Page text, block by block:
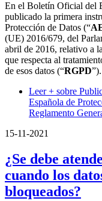
En el Boletín Oficial del
publicado la primera
Protección de Datos (“
(UE) 2016/679, del
abril de 2016, relativo a
que respecta al
de esos datos (“RGPD”).
Leer + sobre
Española de
Reglamento
15-11-2021
¿Se debe
cuando los
bloqueados?